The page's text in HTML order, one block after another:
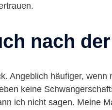
nach
Angeblich häufiger, wenn
keine
ich nicht sagen. Meine